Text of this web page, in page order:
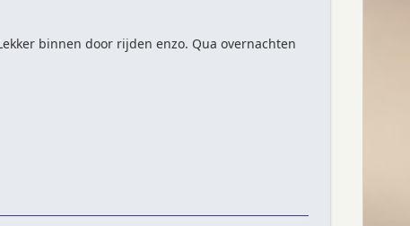
binnen door rijden enzo. Qua overnachten